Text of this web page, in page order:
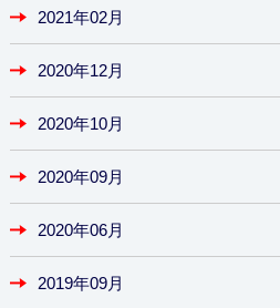
2021年02月
2020年12月
2020年10月
2020年09月
2020年06月
2019年09月